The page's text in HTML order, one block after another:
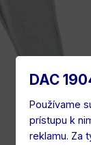
DAC
Používame
prístupu k
reklamu. Za